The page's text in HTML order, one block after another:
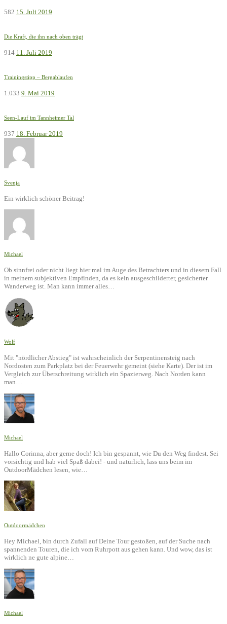
582 15. Juli 2019
Die Kraft, die ihn nach oben trägt
914 11. Juli 2019
Trainingstipp – Bergablaufen
1.033 9. Mai 2019
Seen-Lauf im Tannheimer Tal
937 18. Februar 2019
Svenja
Ein wirklich schöner Beitrag!
Michael
Ob sinnfrei oder nicht liegt hier mal im Auge des Betrachters und in diesem Fall
in meinem subjektiven Empfinden, da es kein ausgeschilderter, gesicherter
Wanderweg ist. Man kann immer alles…
Wolf
Mit "nördlicher Abstieg" ist wahrscheinlich der Serpentinensteig nach
Nordosten zum Parkplatz bei der Feuerwehr gemeint (siehe Karte). Der ist im
Vergleich zur Überschreitung wirklich ein Spazierweg. Nach Norden kann
man…
Michael
Hallo Corinna, aber gerne doch! Ich bin gespannt, wie Du den Weg findest. Sei
vorsichtig und hab viel Spaß dabei! - und natürlich, lass uns beim im
OutdoorMädchen lesen, wie…
Outdoormädchen
Hey Michael, bin durch Zufall auf Deine Tour gestoßen, auf der Suche nach
spannenden Touren, die ich vom Ruhrpott aus gehen kann. Und wow, das ist
wirklich ne gute alpine…
Michael